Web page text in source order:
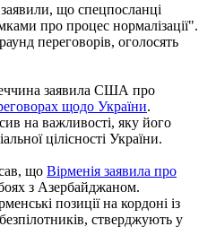
що спецпосланці
про процес нормалізації".
переговорів, оголосять
заявила США про
щодо України.
на важливості, яку його
цілісності України.
що Вірменія заявила про
з Азербайджаном.
позиції на кордоні із
стверджують у